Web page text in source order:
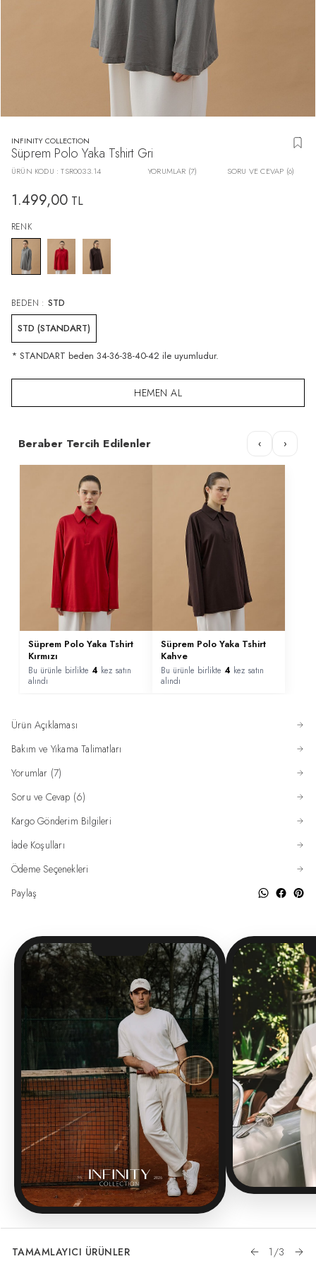
INFINITY COLLECTION
Süprem Polo Yaka Tshirt Gri
ÜRÜN KODU :TSR0033.14 YORUMLAR (7) SORU VE CEVAP (6)
1.499,00 TL
RENK
BEDEN : STD
STD (STANDART)
* STANDART beden 34-36-38-40-42 ile uyumludur.
HEMEN AL
Beraber Tercih Edilenler ‹ ›
Süprem Polo Yaka Tshirt
Kırmızı
Bu ürünle birlikte 4 kez satın
alındı
Süprem Polo Yaka Tshirt
Kahve
Bu ürünle birlikte4 kez satın
alındı
Ürün Açıklaması
Bakım ve Yıkama Talimatları
Yorumlar (7)
Soru ve Cevap (6)
Kargo Gönderim Bilgileri
İade Koşulları
Ödeme Seçenekleri
Paylaş
TAMAMLAYICI ÜRÜNLER 1 /3